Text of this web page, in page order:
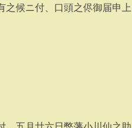
之候ニ付、口頭之侭御届申上